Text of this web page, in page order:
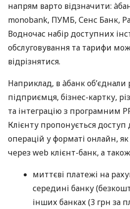
напрям варто відзначити:
monobank, ПУМБ, Сенс Банк,
Водночас набір доступних
обслуговування та тарифи
відрізнятися.
Наприклад, в àбанк об’єднали
підприємця, бізнес-картку,
та інтеграцію з програмним
Клієнту пропонується доступ
операцій у форматі онлайн, як
через web клієнт-банк, а
миттєві платежі на
середині банку
інших банках (3 грн за